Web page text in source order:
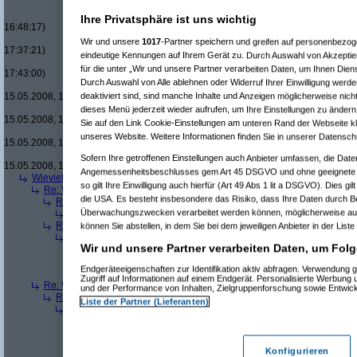
Re(17): Men in Black um
16:48:17)
Re(18): Men in Black
17:37:21)
Re(19): Men in Black
17:43:00)
Re(20): Men in
15.05.2008, 17:46:13)
Re(21): Men in
15.05.2008, 17:49:46)
Re(22): Men
15.05.2008, 18:07:18)
Re(23):
15.05.2008, 18:13:17)
Wieviele blus/hd-dvds habt ihr schon?(bröslam 15.05.2008, 18:06:08)
Re: Wieviele blus/hd-dvds habt ihr schon?( ducducam 15.05.2008,
Re(2): Wieviele blus/hd-dvds habt ihr schon?( brösl am 15.05.2008,
Re(3): Wieviele blus/hd-dvds habt ihr schon?(ducducam
Re(2): Wieviele blus/hd-dvds habt ihr schon?(hackenbush am
Re(4): Wieviele blus/hd-dvds habt ihr schon? (hackenbusham
Re(6): Wieviele blus/hd-dvds habt ihr schon?(
Re: Wieviele blus/hd-dvds habt ihr schon?("without"am 15.05.2008,
Re(2): Wieviele blus/hd-dvds habt ihr schon?
Re(3): Wieviele blus/hd-dvds habt ihr schon?
Re(5): Wieviele blus/hd-dvds habt ihr schon?("without"am
Re(6): Wieviele blus/hd-dvds habt ihr schon?
ducduc
Ihre Privatsphäre ist uns wichtig
Wir und unsere 1017-Partner speichern und greifen auf
eindeutige Kennungen auf Ihrem Gerät zu. Durch Auswahl von
für die unter „Wir und unsere Partner verarbeiten Daten, um Ihnen
Durch Auswahl von Alle ablehnen oder Widerruf Ihrer Einwilligung
deaktiviert sind, sind manche Inhalte und Anzeigen möglicherweise
dieses Menü jederzeit wieder aufrufen, um Ihre Einstellungen zu
Sie auf den Link Cookie-Einstellungen am unteren Rand der Webseite
unseres Website. Weitere Informationen finden Sie in unserer
Sofern Ihre getroffenen Einstellungen auch Anbieter umfassen, die
Angemessenheitsbeschlusses gem Art 45 DSGVO und ohne
so gilt Ihre Einwilligung auch hierfür (Art 49 Abs 1 lit a DSGVO). Dies
die USA. Es besteht insbesondere das Risiko, dass Ihre Daten durch
Überwachungszwecken verarbeitet werden können, möglicherweise
können Sie abstellen, in dem Sie bei dem jeweiligen Anbieter in der
Wir und unsere Partner verarbeiten Daten, um
Endgeräteeigenschaften zur Identifikation aktiv abfragen. Verwendung
Zugriff auf Informationen auf einem Endgerät. Personalisierte Werbung
und der Performance von Inhalten, Zielgruppenforschung sowie
Liste der Partner (Lieferanten)
Konfigurieren